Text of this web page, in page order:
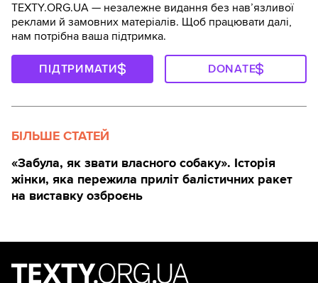
TEXTY.ORG.UA — незалежне видання без навʼязливої
реклами й замовних матеріалів. Щоб працювати далі,
нам потрібна ваша підтримка.
ПІДТРИМАТИ DONATE
БІЛЬШЕ СТАТЕЙ
«Забула, як звати власного собаку». Історія
жінки, яка пережила приліт балістичних ракет
на виставку озброєнь